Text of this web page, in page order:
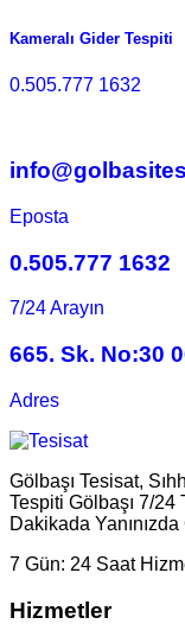
Kameralı Gider Tespiti
0.505.777 1632
Eposta
0.505.777 1632
7/24 Arayın
665. Sk. No:30
Adres
Gölbaşı Tesisat,
Tespiti Gölbaşı 7/24
Dakikada Yanınızda
7 Gün: 24 Saat
Hizmetler